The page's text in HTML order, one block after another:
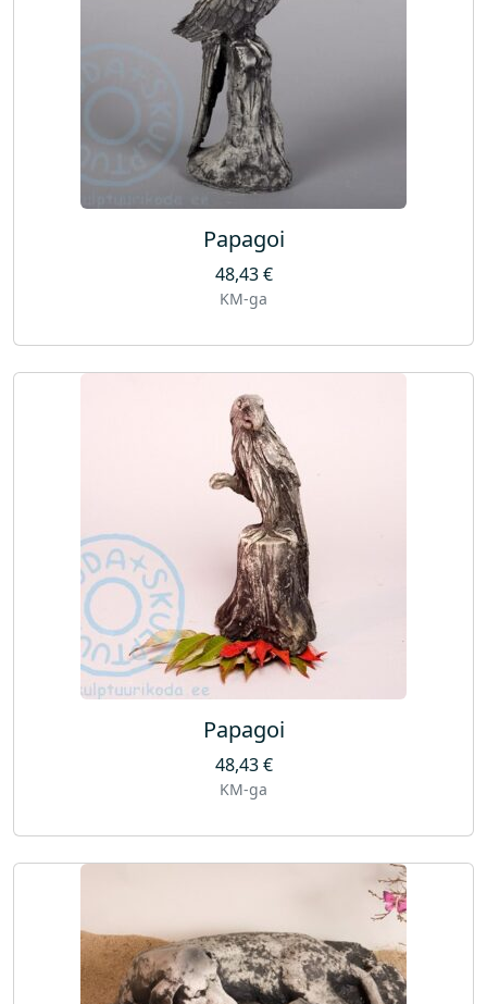
Papagoi
48,43€
KM-ga
Papagoi
48,43€
KM-ga